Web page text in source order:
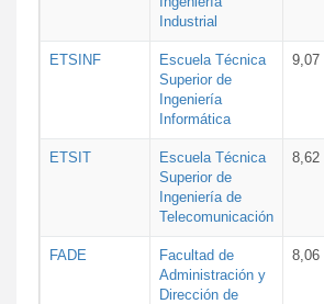
Industrial
ETSINF
Escuela Técnica
Superior de
Ingeniería
Informática
9,07
ETSIT
Escuela Técnica
Superior de
Ingeniería de
Telecomunicación
8,62
FADE
Facultad de
Administración y
Dirección de
8,06